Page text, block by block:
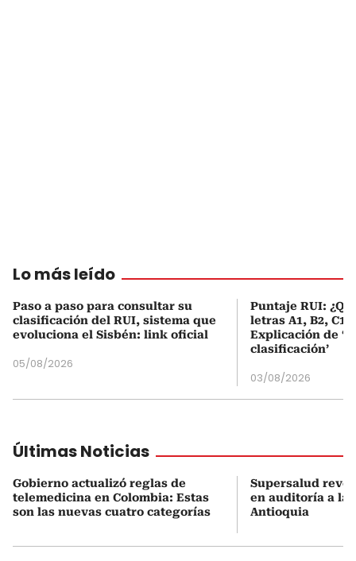
Lo más leído
Paso a paso para consultar su
clasificación del RUI, sistema que
evoluciona el Sisbén: link oficial
05/08/2026
Puntaje RUI:
letras A1, B2, C1
Explicación de
clasificación’
03/08/2026
Últimas Noticias
Gobierno actualizó reglas de
telemedicina en Colombia: Estas
son las nuevas cuatro categorías
Supersalud
en auditoría a la
Antioquia